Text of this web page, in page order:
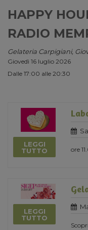
HAPPY
RADIO
Gelateria Carpigiani,
Giovedì 16 luglio 2026
Dalle 17:00 alle 20:30
LEGGI
TUTTO
ore
LEGGI
TUTTO